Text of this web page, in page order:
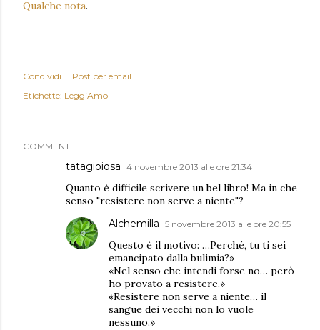
Qualche nota.
Condividi
Post per email
Etichette: LeggiAmo
COMMENTI
tatagioiosa 4 novembre 2013 alle ore 21:34
Quanto è difficile scrivere un bel libro! Ma in che
senso "resistere non serve a niente"?
Alchemilla 5 novembre 2013 alle ore 20:55
Questo è il motivo: …Perché, tu ti sei
emancipato dalla bulimia?»
«Nel senso che intendi forse no… però
ho provato a resistere.»
«Resistere non serve a niente… il
sangue dei vecchi non lo vuole
nessuno.»